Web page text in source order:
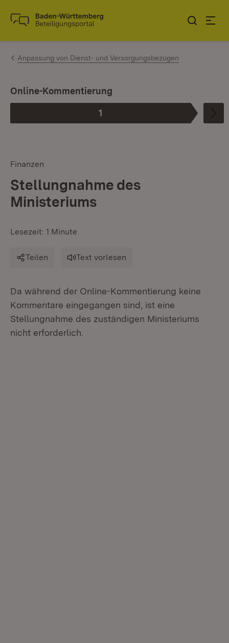
Zum Inhalt springen
Link zur Startseite
Anpassung von Dienst- und Versorgungsbezügen
Phase
1
:
Online-Kommentierung
Finanzen
Stellungnahme des
Ministeriums
Lesezeit: 1 Minute
Teilen Text vorlesen
Da während der Online-Kommentierung keine
Kommentare eingegangen sind, ist eine
Stellungnahme des zuständigen Ministeriums
nicht erforderlich.